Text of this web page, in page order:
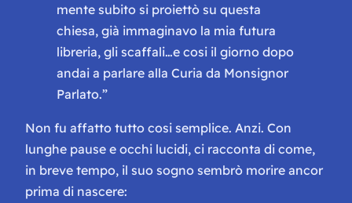
mente subito si proiettò su questa
chiesa, già immaginavo la mia futura
libreria, gli scaffali…e cosi il giorno dopo
andai a parlare alla Curia da Monsignor
Parlato.”
Non fu affatto tutto cosi semplice. Anzi. Con
lunghe pause e occhi lucidi, ci racconta di come,
in breve tempo, il suo sogno sembrò morire ancor
prima di nascere: